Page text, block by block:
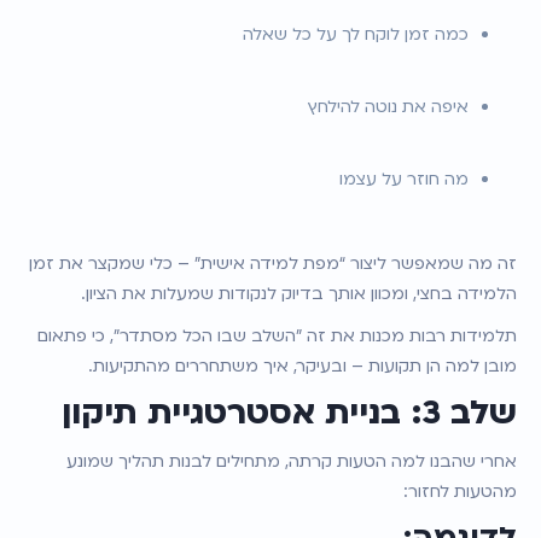
כמה זמן לוקח לך על כל שאלה
איפה את נוטה להילחץ
מה חוזר על עצמו
זה מה שמאפשר ליצור “מפת למידה אישית” – כלי שמקצר את זמן
הלמידה בחצי, ומכוון אותך בדיוק לנקודות שמעלות את הציון.
תלמידות רבות מכנות את זה "השלב שבו הכל מסתדר", כי פתאום
מובן למה הן תקועות – ובעיקר, איך משתחררים מהתקיעות.
שלב 3: בניית אסטרטגיית תיקון
אחרי שהבנו למה הטעות קרתה, מתחילים לבנות תהליך שמונע
מהטעות לחזור: